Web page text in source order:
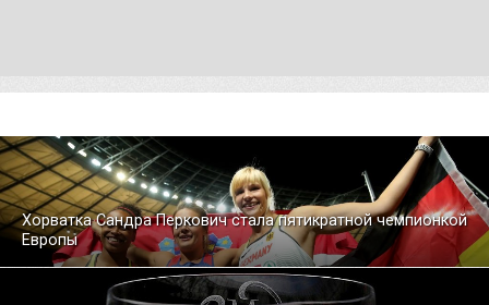
Хорватка Сандра Перкович стала пятикратной чемпионкой
Европы